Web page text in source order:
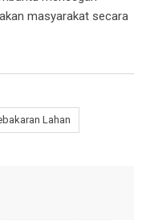
masyarakat secara
Lahan